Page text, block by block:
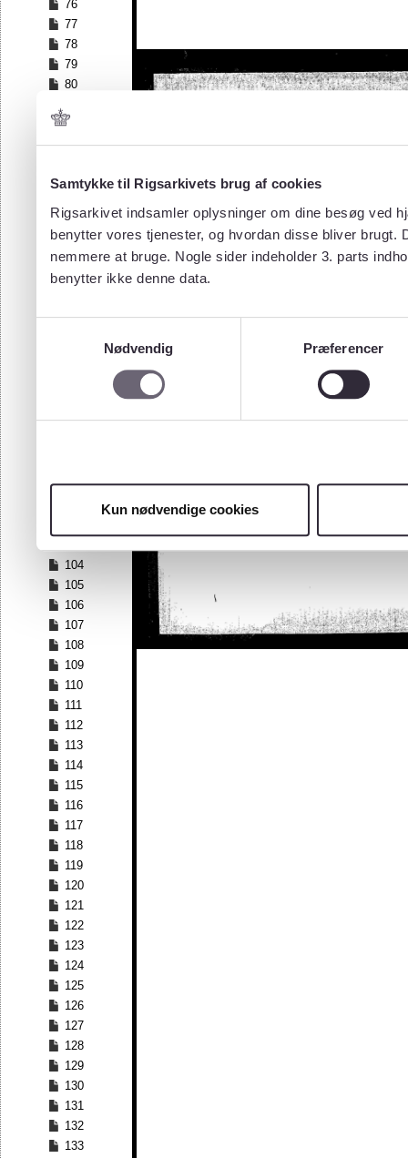
Samtykke til Rigsarkivets brug af cookies
Rigsarkivet indsamler oplysninger om dine besøg ved
benytter vores tjenester, og hvordan disse bliver
nemmere at bruge. Nogle sider indeholder 3. parts
benytter ikke denne data.
Nødvendig
Præferencer
Kun nødvendige cookies
76
77
78
79
80
82
83
85
87
88
89
90
97
100
104
105
106
107
108
109
110
111
112
113
114
115
116
117
118
119
120
121
122
123
124
125
126
127
128
129
130
131
132
133